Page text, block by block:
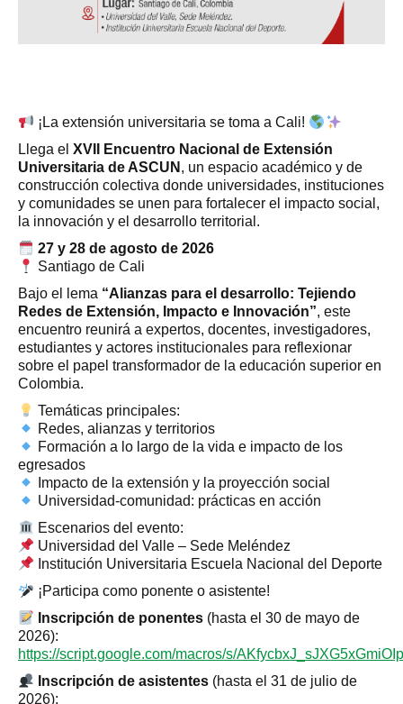
¡La extensión universitaria se toma a Cali!
Llega el XVII Encuentro Nacional de Extensión
Universitaria de ASCUN , un espacio académico y de
construcción colectiva donde universidades, instituciones
y comunidades se unen para fortalecer el impacto social,
la innovación y el desarrollo territorial.
27 y 28 de agosto de 2026
Santiago de Cali
Bajo el lema “Alianzas para el desarrollo: Tejiendo
Redes de Extensión, Impacto e Innovación”, este
encuentro reunirá a expertos, docentes, investigadores,
estudiantes y actores institucionales para reflexionar
sobre el papel transformador de la educación superior en
Colombia.
Temáticas principales:
Redes, alianzas y territorios
Formación a lo largo de la vida e impacto de los
egresados
Impacto de la extensión y la proyección social
Universidad-comunidad: prácticas en acción
Escenarios del evento:
Universidad del Valle – Sede Meléndez
Institución Universitaria Escuela Nacional del Deporte
¡Participa como ponente o asistente!
Inscripción de ponentes (hasta el 30 de mayo de
2026):
https://script.google.com/macros/s/
Inscripción de asistentes (hasta el 31 de julio de
2026):